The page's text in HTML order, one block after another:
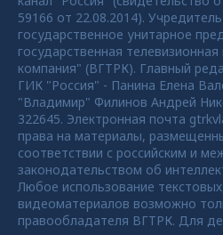
59166 от 22.08.2014).
государственное унитарное
государственная
компания" (ВГТРК). Главный
ГИК "Россия" - Панина Елена
"Владимир" Филинов Андрей
322645. Электронная почта
права на материалы,
соответствии с российским и
законодательством об
Любое использование
видеоматериалов возможно
правообладателя ВГТРК. Для